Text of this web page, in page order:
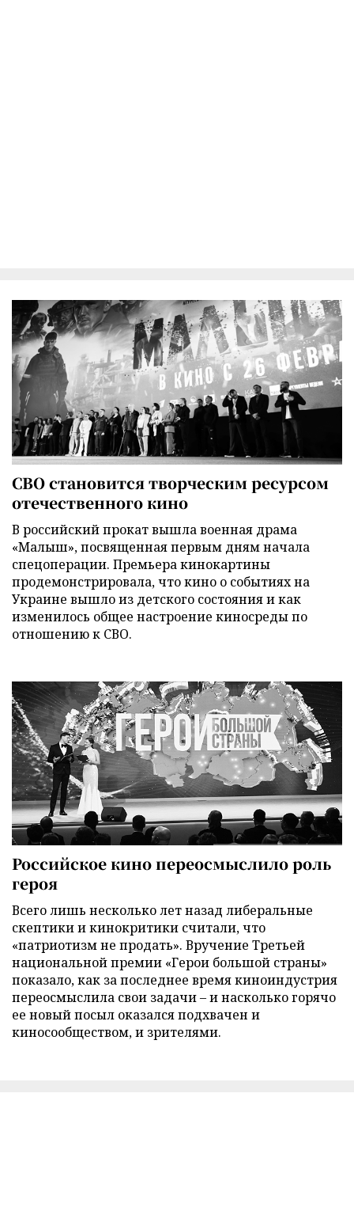
СВО становится творческим ресурсом
отечественного кино
В российский прокат вышла военная драма
«Малыш», посвященная первым дням начала
спецоперации. Премьера кинокартины
продемонстрировала, что кино о событиях на
Украине вышло из детского состояния и как
изменилось общее настроение киносреды по
отношению к СВО.
Российское кино переосмыслило роль
героя
Всего лишь несколько лет назад либеральные
скептики и кинокритики считали, что
«патриотизм не продать». Вручение Третьей
национальной премии «Герои большой страны»
показало, как за последнее время киноиндустрия
переосмыслила свои задачи – и насколько горячо
ее новый посыл оказался подхвачен и
киносообществом, и зрителями.